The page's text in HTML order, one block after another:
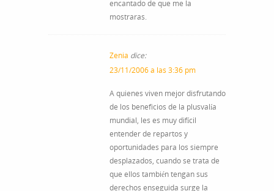
encantado de que me la
mostraras.
Zenia dice:
23/11/2006 a las 3:36 pm
A quienes viven mejor disfrutando
de los beneficios de la plusvalía
mundial, les es muy difícil
entender de repartos y
oportunidades para los siempre
desplazados, cuando se trata de
que ellos también tengan sus
derechos enseguida surge la